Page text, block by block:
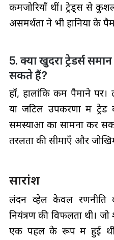
कमजोरियाँ थीं। ट्रेड्स से
असमर्थता ने भी हानियों के
5. क्या खुदरा ट्रेडर्स
सकते हैं?
हाँ, हालांकि कम पैमाने
या जटिल उपकरणों में ट्रेड
समस्याओं का सामना कर
तरलता की सीमाएँ और
सारांश
लंदन व्हेल केवल रणनीति
नियंत्रण की विफलता थी।
एक पहल के रूप में हुई थी,